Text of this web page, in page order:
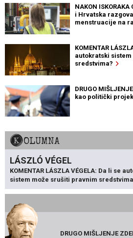
NAKON ISKORAKA
i Hrvatska
menstruacije na
KOMENTAR
autokratski
sredstvima?
DRUGO
kao politički
KOLUMNA
LÁSZLÓ VÉGEL
KOMENTAR LÁSZLA VÉGELA: Da li se
sistem može srušiti pravnim
DRUGO MIŠLJENJE